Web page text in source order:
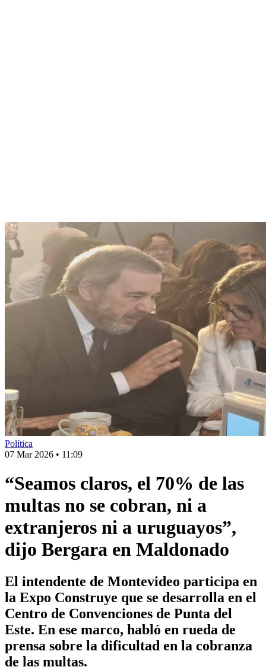
Política
07 Mar 2026 • 11:09
“Seamos claros, el 70% de las
multas no se cobran, ni a
extranjeros ni a uruguayos”,
dijo Bergara en Maldonado
El intendente de Montevideo participa en
la Expo Construye que se desarrolla en el
Centro de Convenciones de Punta del
Este. En ese marco, habló en rueda de
prensa sobre la dificultad en la cobranza
de las multas.